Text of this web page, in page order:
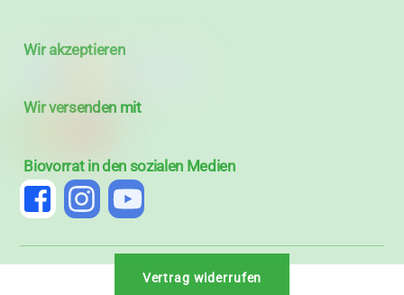
Wir akzeptieren
Wir versenden mit
Biovorrat in den sozialen Medien
Vertrag widerrufen